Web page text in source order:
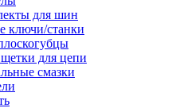
для шин
ключи/станки
для цепи
смазки